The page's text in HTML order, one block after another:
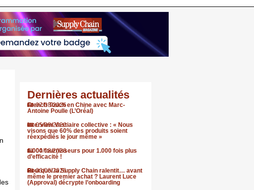
Dernières actualités
07/08/2026
French Touch en Chine avec Marc-
Antoine Poulle (L’Oréal)
05/08/2026
Interview Vestiaire collective : « Nous
visons que 60% des produits soient
réexpédiés le jour même »
04/08/2026
1.000 fournisseurs pour 1.000 fois plus
d’efficacité !
03/08/2026
Pourquoi la Supply Chain ralentit… avant
même le premier achat ? Laurent Luce
(Approval) décrypte l’onboarding